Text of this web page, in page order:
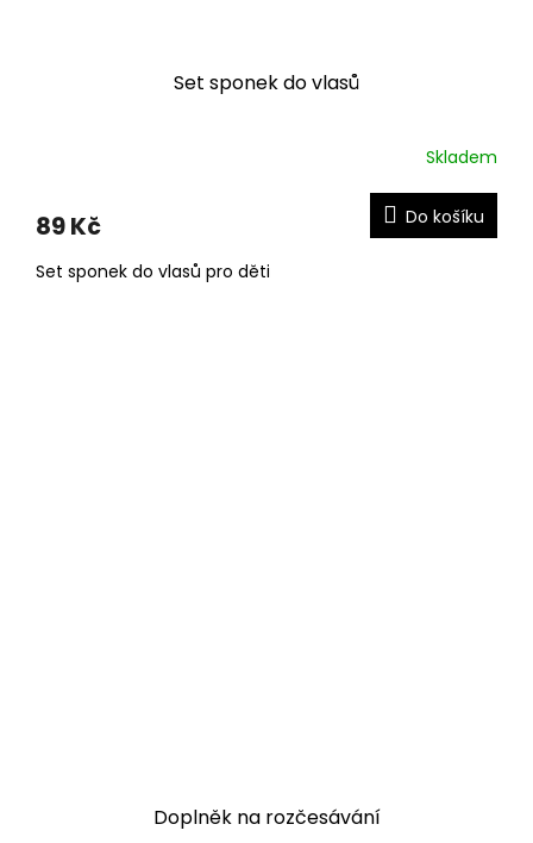
Set sponek do vlasů
Skladem
89 Kč Do košíku
Set sponek do vlasů pro děti
Doplněk na rozčesávání